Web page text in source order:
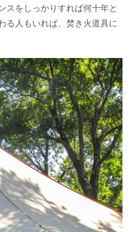
スをしっかりすれば何十年と
る人もいれば、焚き火道具に